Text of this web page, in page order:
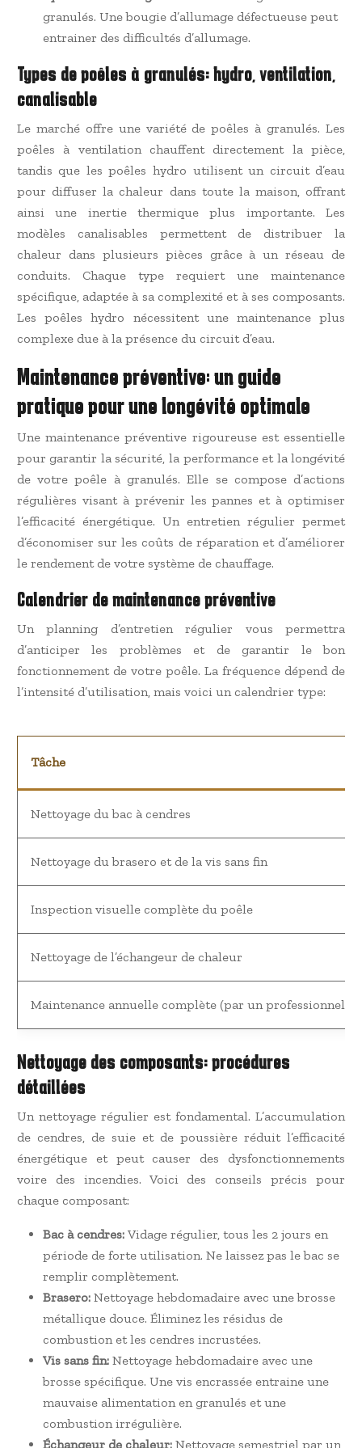
granulés. Une bougie d’allumage défectueuse peut
entrainer des difficultés d’allumage.
Types de poêles à granulés: hydro, ventilation,
canalisable
Le marché offre une variété de poêles à granulés. Les
poêles à ventilation chauffent directement la pièce,
tandis que les poêles hydro utilisent un circuit d’eau
pour diffuser la chaleur dans toute la maison, offrant
ainsi une inertie thermique plus importante. Les
modèles canalisables permettent de distribuer la
chaleur dans plusieurs pièces grâce à un réseau de
conduits. Chaque type requiert une maintenance
spécifique, adaptée à sa complexité et à ses composants.
Les poêles hydro nécessitent une maintenance plus
complexe due à la présence du circuit d’eau.
Maintenance préventive: un guide
pratique pour une longévité optimale
Une maintenance préventive rigoureuse est essentielle
pour garantir la sécurité, la performance et la longévité
de votre poêle à granulés. Elle se compose d’actions
régulières visant à prévenir les pannes et à optimiser
l’efficacité énergétique. Un entretien régulier permet
d’économiser sur les coûts de réparation et d’améliorer
le rendement de votre système de chauffage.
Calendrier de maintenance préventive
Un planning d’entretien régulier vous permettra
d’anticiper les problèmes et de garantir le bon
fonctionnement de votre poêle. La fréquence dépend de
l’intensité d’utilisation, mais voici un calendrier type:
Tâche
Nettoyage du bac à cendres
Nettoyage du brasero et de la vis sans fin
Inspection visuelle complète du poêle
Nettoyage de l’échangeur de chaleur
Maintenance annuelle complète (par un professionnel)
Nettoyage des composants: procédures
détaillées
Un nettoyage régulier est fondamental. L’accumulation
de cendres, de suie et de poussière réduit l’efficacité
énergétique et peut causer des dysfonctionnements
voire des incendies. Voici des conseils précis pour
chaque composant:
Bac à cendres: Vidage régulier, tous les 2 jours en
période de forte utilisation. Ne laissez pas le bac se
remplir complètement.
Brasero: Nettoyage hebdomadaire avec une brosse
métallique douce. Éliminez les résidus de
combustion et les cendres incrustées.
Vis sans fin: Nettoyage hebdomadaire avec une
brosse spécifique. Une vis encrassée entraine une
mauvaise alimentation en granulés et une
combustion irrégulière.
Échangeur de chaleur: Nettoyage semestriel par un